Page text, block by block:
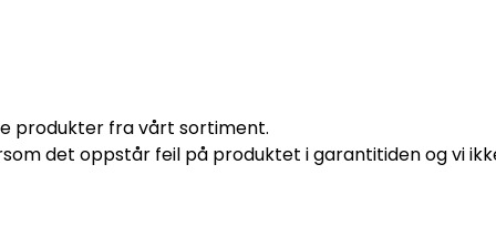
produkter fra vårt sortiment.
det oppstår feil på produktet i garantitiden og vi